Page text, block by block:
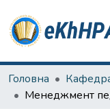
Головна